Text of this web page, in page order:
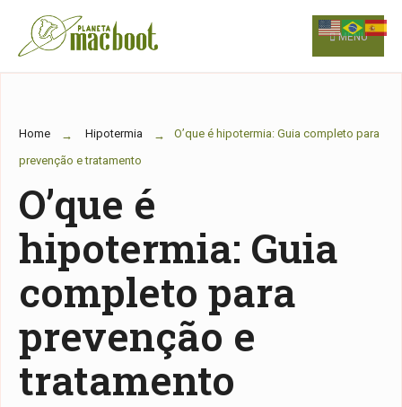
Skip
to
MENU
Home Hipotermia
O’que é hipotermia: Guia completo para
prevenção e tratamento
O’que é
hipotermia: Guia
completo para
prevenção e
tratamento